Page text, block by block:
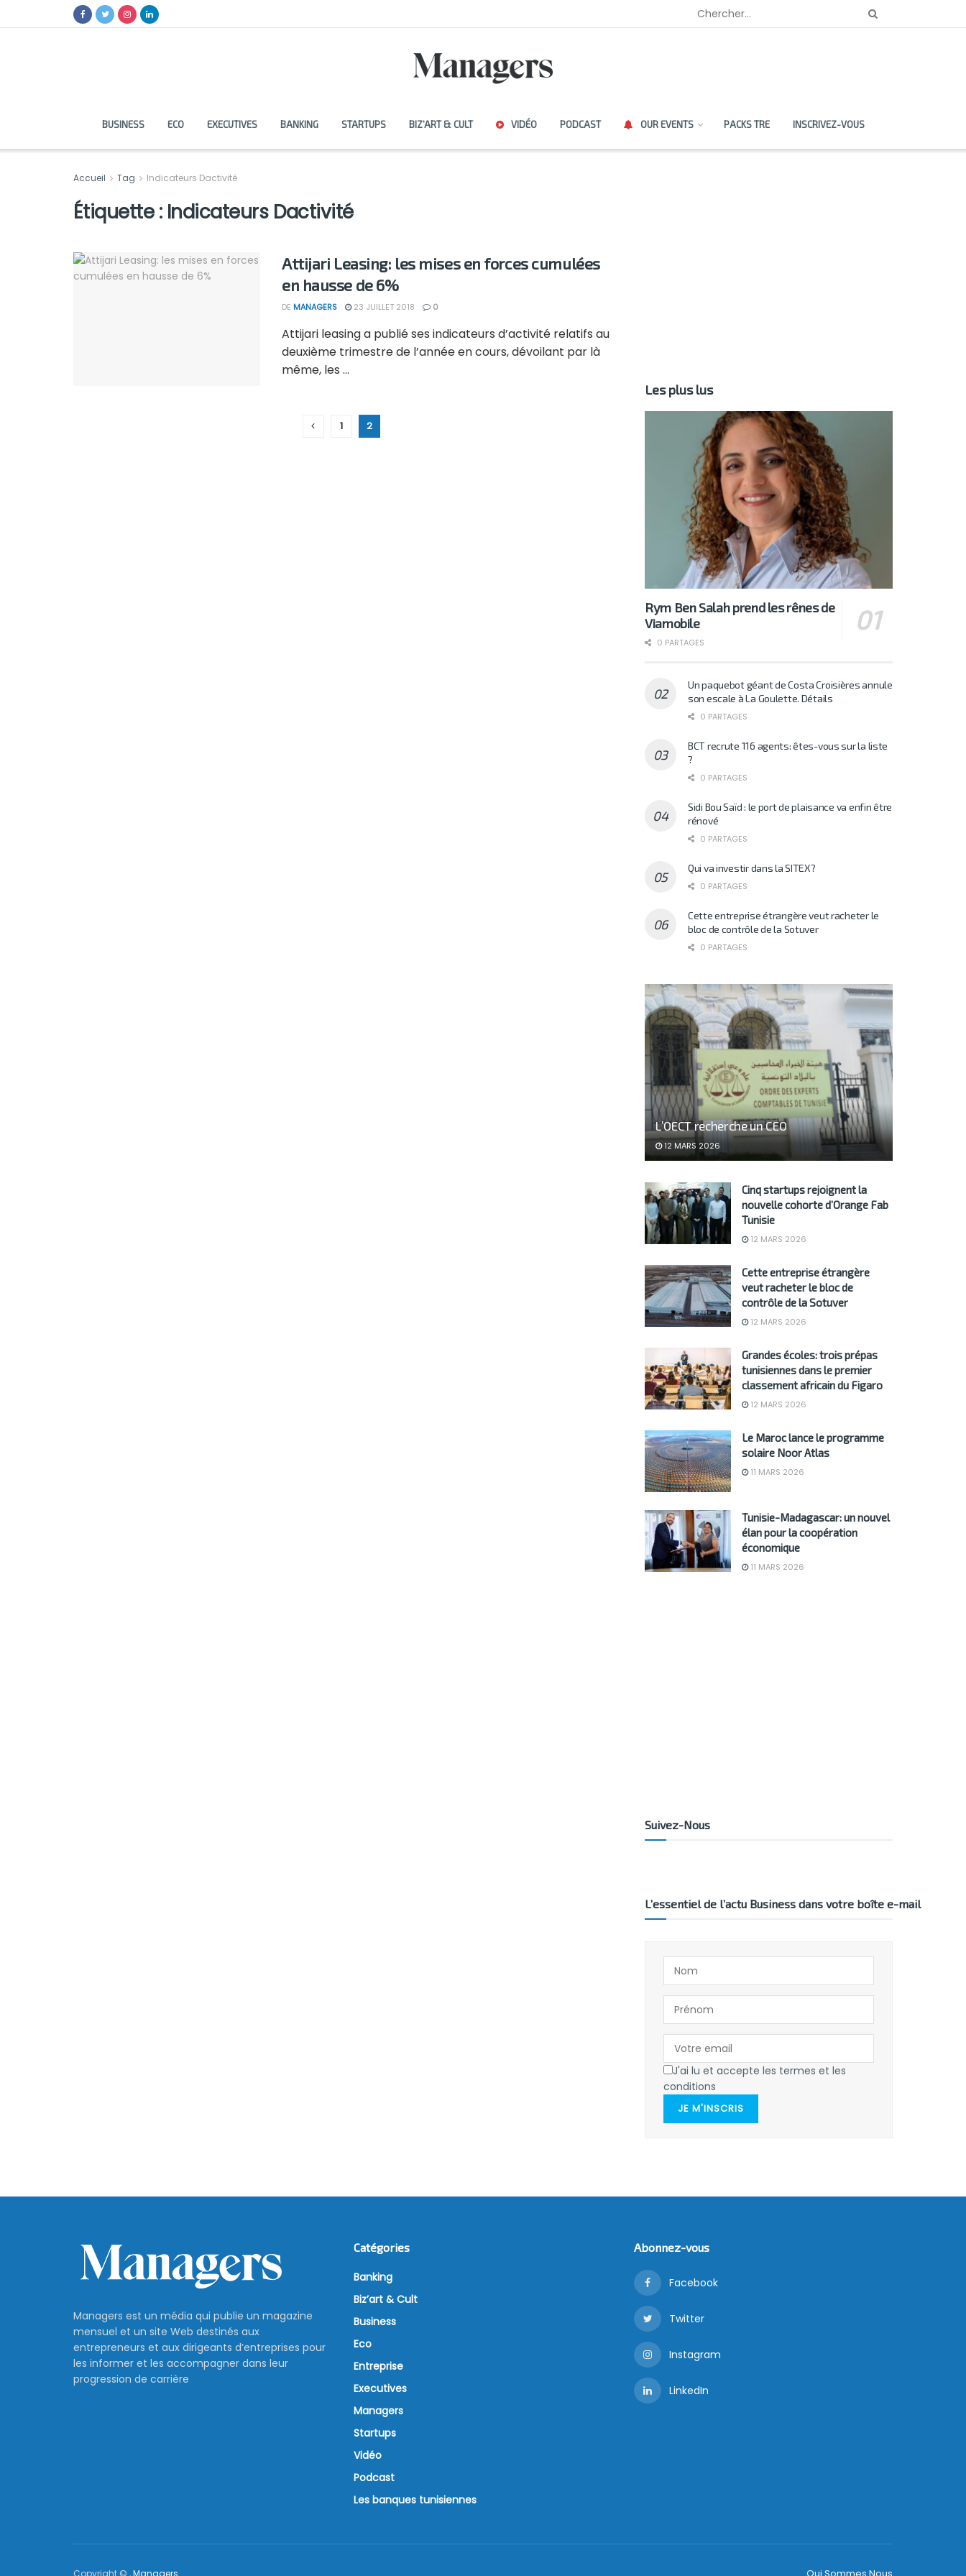
BUSINESS ECO EXECUTIVES BANKING STARTUPS BIZ’ART & CULT VIDÉO PODCAST OUR EVENTS PACKS TRE INSCRIVEZ-VOUS
Accueil Tag Indicateurs Dactivité
Étiquette : Indicateurs Dactivité
Attijari Leasing: les mises en forces cumulées
en hausse de 6%
DE MANAGERS 23 JUILLET 2018 0
Attijari leasing a publié ses indicateurs d’activité relatifs au
deuxième trimestre de l’année en cours, dévoilant par là
même, les ...
1 2
Les plus lus
Rym Ben Salah prend les rênes de
Viamobile
0 PARTAGES
Un paquebot géant de Costa Croisières annule
son escale à La Goulette. Détails
0 PARTAGES
BCT recrute 116 agents: êtes-vous sur la liste
?
0 PARTAGES
Sidi Bou Saïd : le port de plaisance va enfin être
rénové
0 PARTAGES
Qui va investir dans la SITEX?
0 PARTAGES
Cette entreprise étrangère veut racheter le
bloc de contrôle de la Sotuver
0 PARTAGES
L’OECT recherche un CEO
12 MARS 2026
Cinq startups rejoignent la
nouvelle cohorte d’Orange Fab
Tunisie
12 MARS 2026
Cette entreprise étrangère
veut racheter le bloc de
contrôle de la Sotuver
12 MARS 2026
Grandes écoles: trois prépas
tunisiennes dans le premier
classement africain du Figaro
12 MARS 2026
Le Maroc lance le programme
solaire Noor Atlas
11 MARS 2026
Tunisie-Madagascar: un nouvel
élan pour la coopération
économique
11 MARS 2026
Suivez-Nous
L’essentiel de l’actu Business dans votre boîte e-mail
J'ai lu et accepte les termes et les
conditions
JE M'INSCRIS
Managers est un média qui publie un magazine
mensuel et un site Web destinés aux
entrepreneurs et aux dirigeants d’entreprises pour
les informer et les accompagner dans leur
progression de carrière
Catégories
Banking
Biz’art & Cult
Business
Eco
Entreprise
Executives
Managers
Startups
Vidéo
Podcast
Les banques tunisiennes
Abonnez-vous
Facebook
Twitter
Instagram
LinkedIn